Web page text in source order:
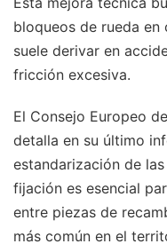
bloqueos de rueda en
suele derivar en
fricción excesiva.
El Consejo Europeo
detalla en su último
estandarización de
fijación es esencial
entre piezas de
más común en el